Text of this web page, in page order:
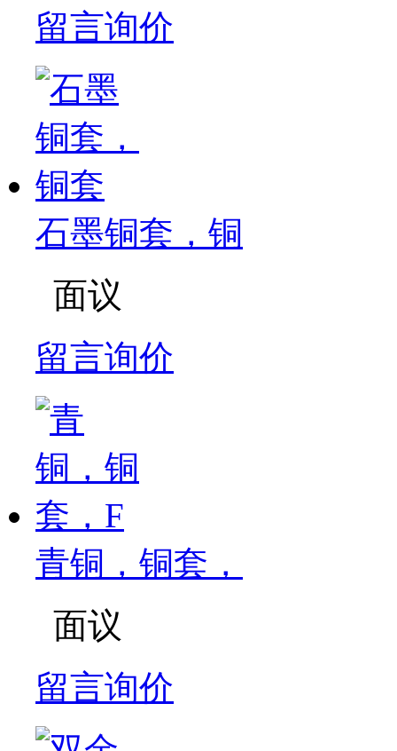
留言询价
石墨铜套，铜
面议
留言询价
青铜，铜套，
面议
留言询价